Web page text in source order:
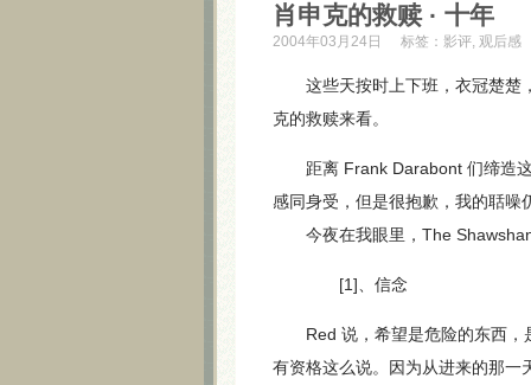
肖申克的救赎 · 十年
2004年03月24日 标签： 影评, 观后感
这些天按时上下班，衣冠楚楚
克的救赎来看。
距离 Frank Darabont 们缔造这
感同身受，但是很抱歉，我的聒噪
今夜在我眼里，The
[1]、信念
Red 说，希望是危险的东西，
有资格这么说。因为从进来的那一